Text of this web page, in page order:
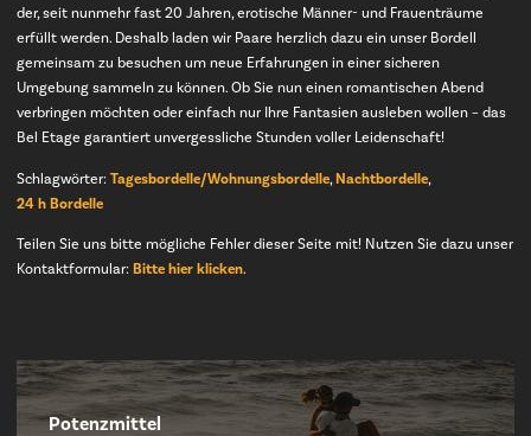
der, seit nunmehr fast 20 Jahren, erotische Männer- und Frauenträume
erfüllt werden. Deshalb laden wir Paare herzlich dazu ein unser Bordell
gemeinsam zu besuchen um neue Erfahrungen in einer sicheren
Umgebung sammeln zu können. Ob Sie nun einen romantischen Abend
verbringen möchten oder einfach nur Ihre Fantasien ausleben wollen – das
Bel Etage garantiert unvergessliche Stunden voller Leidenschaft!
Schlagwörter: Tagesbordelle/Wohnungsbordelle,Nachtbordelle,
24 h Bordelle
Teilen Sie uns bitte mögliche Fehler dieser Seite mit! Nutzen Sie dazu unser
Kontaktformular: Bitte hier klicken.
Potenzmittel